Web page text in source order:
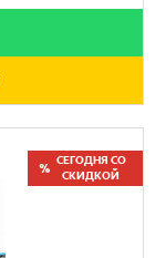
СЕГОДНЯ СО
СКИДКОЙ